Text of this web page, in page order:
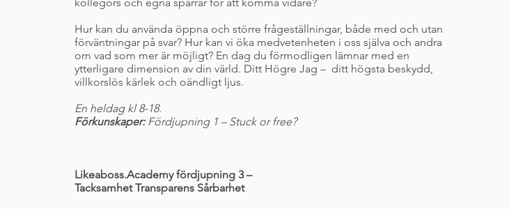
Hur kan du använda öppna och större frågeställningar, både med och utan
förväntningar på svar? Hur kan vi öka medvetenheten i oss själva och andra
om vad som mer är möjligt? En dag du förmodligen lämnar med en
ytterligare dimension av din värld. Ditt Högre Jag – ditt högsta beskydd,
villkorslös kärlek och oändligt ljus.
En heldag kl 8-18.
Förkunskaper:Fördjupning 1 – Stuck or free?
Likeaboss.Academy fördjupning 3 –
Tacksamhet Transparens Sårbarhet